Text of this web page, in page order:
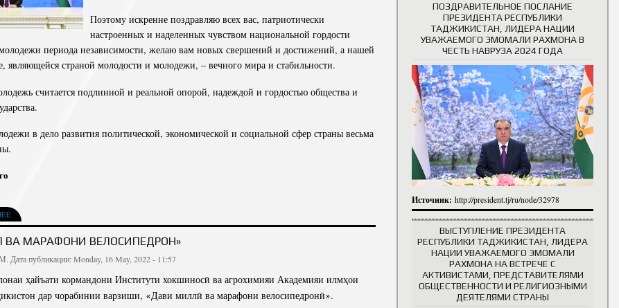
Поэтому искренне поздравляю всех вас, патриотически
настроенных и наделенных чувством национальной гордости
молодежи периода независимости, желаю вам новых свершений и достижений, а нашей
являющейся страной молодости и молодежи, – вечного мира и стабильности.
считается подлинной и реальной опорой, надеждой и гордостью общества и
в дело развития политической, экономической и социальной сфер страны весьма
ВА МАРАФОНИ ВЕЛОСИПЕДРОНӢ»
Дата публикации: Monday, 16 May, 2022 - 11:57
ҳайъати кормандони Институти хокшиносӣ ва агрохимияи Академияи илмҳои
дар чорабинии варзиши, «Дави миллӣ ва марафони велосипедронӣ».
ПОЗДРАВИТЕЛЬНОЕ ПОСЛАНИЕ
ПРЕЗИДЕНТА РЕСПУБЛИКИ
ТАДЖИКИСТАН, ЛИДЕРА НАЦИИ
УВАЖАЕМОГО ЭМОМАЛИ РАХМОНА В
ЧЕСТЬ НАВРУЗА 2024 ГОДА
Источник: http://president.tj/ru/node/32978
ВЫСТУПЛЕНИЕ ПРЕЗИДЕНТА
РЕСПУБЛИКИ ТАДЖИКИСТАН, ЛИДЕРА
НАЦИИ УВАЖАЕМОГО ЭМОМАЛИ
РАХМОНА НА ВСТРЕЧЕ С
АКТИВИСТАМИ, ПРЕДСТАВИТЕЛЯМИ
ОБЩЕСТВЕННОСТИ И РЕЛИГИОЗНЫМИ
ДЕЯТЕЛЯМИ СТРАНЫ